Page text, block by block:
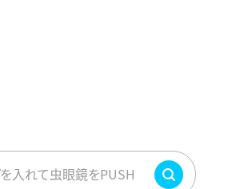
入れて虫眼鏡をPUSH